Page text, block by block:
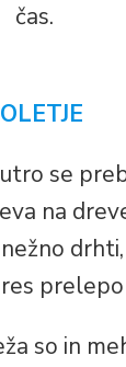
čas.
se
na
drhti,
prelepo
so in